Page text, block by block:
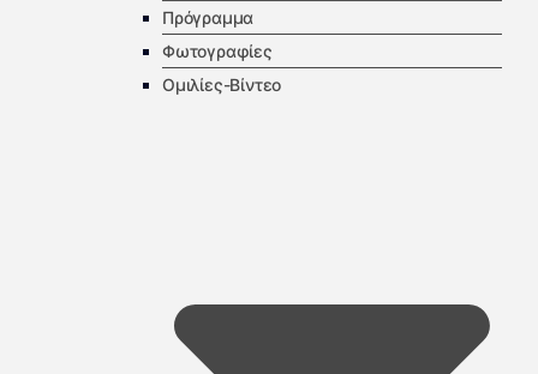
Πρόγραμμα
Φωτογραφίες
Ομιλίες-Βίντεο